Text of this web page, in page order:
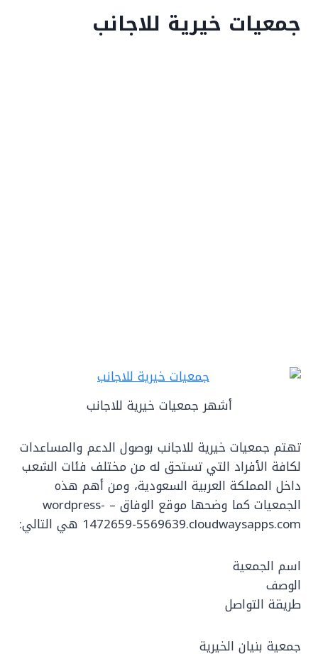
جمعيات خيرية للاجانب
أشهر جمعيات خيرية للاجانب
تهتم جمعيات خيرية للاجانب بوصول الدعم والمساعدات
لكافة الأفراد التي تستحق له من مختلف فئات الشعب
داخل المملكة العربية السعودية، ومن أهم هذه
الجمعيات كما وضحها موقع الوفاق – wordpress-
1472659-5569639.cloudwaysapps.com هي التالي:
اسم الجمعية
الوصف
طريقة التواصل
جمعية بنيان الخيرية